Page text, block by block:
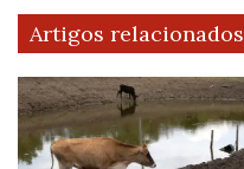
Artigos relacionados